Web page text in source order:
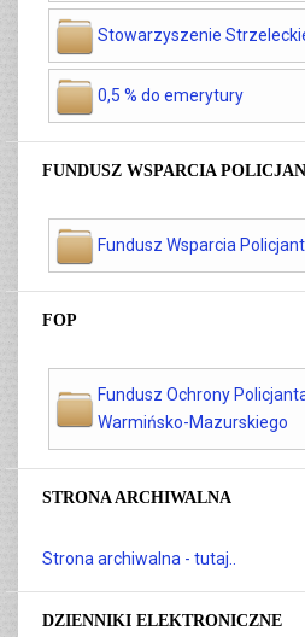
Stowarzyszenie
0,5 % do emerytury
FUNDUSZ WSPARCIA
Fundusz Wsparcia
FOP
Fundusz Ochrony
Warmińsko-Mazurskiego
STRONA ARCHIWALNA
Strona archiwalna - tutaj..
DZIENNIKI ELEKTRONICZNE